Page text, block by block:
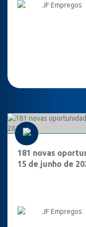
JF Empregos
181 novas
15 de junho de
JF Empregos